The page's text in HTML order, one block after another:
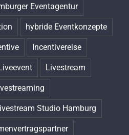
Eventagentur
hybride Eventkonzepte
Incentivereise
Livestream
Studio Hamburg